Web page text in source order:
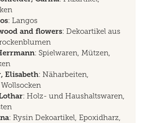
: Langos
and flowers: Dekoartikel aus
: Spielwaren, Mützen,
Elisabeth: Näharbeiten,
: Holz- und Haushaltswaren,
: Rysin Dekoartikel, Epoxidharz,